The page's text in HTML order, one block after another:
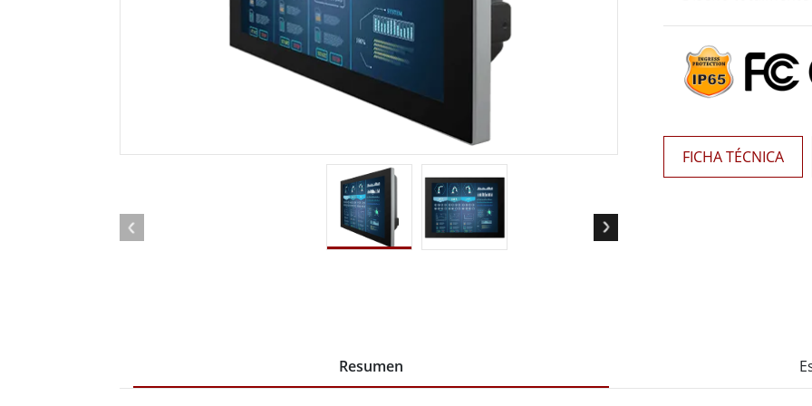
Ordenador montado en vehículo con
Tableta montada en vehículo
Controlador Robótico Petróleo & Gas, Grado ATEX
Tableta resistente de grado ATEX
Terminal portátil resistente con
certificación ATEX
Panel PC de grado ATEX
Tecnología de IA
Movilidad con Edge AI
Box PCs con Edge AI
FICHA TÉCNICA
Resumen